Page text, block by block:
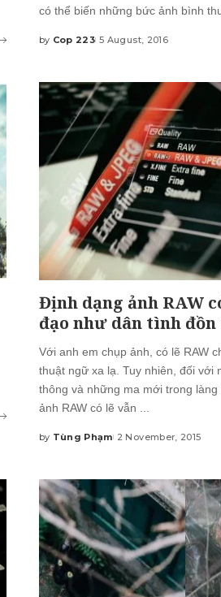
có thể biến những bức ảnh bình
Posted
by Cop 223 5 August, 2016
Định dạng ảnh RAW
đạo như dân tình
Với anh em chụp ảnh, có lẽ RAW
thuật ngữ xa lạ. Tuy nhiên, đối với
thông và những ma mới trong làng
ảnh RAW có lẽ vẫn
Posted
by Tùng Phạm 2 November, 2015